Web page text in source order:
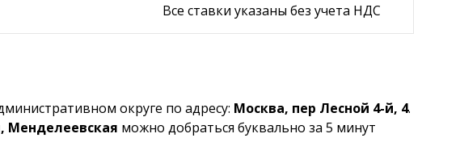
Все ставки указаны без учета НДС
округе по адресу: Москва, пер Лесной 4-й, 4.
Менделеевская можно добраться буквально за 5 минут